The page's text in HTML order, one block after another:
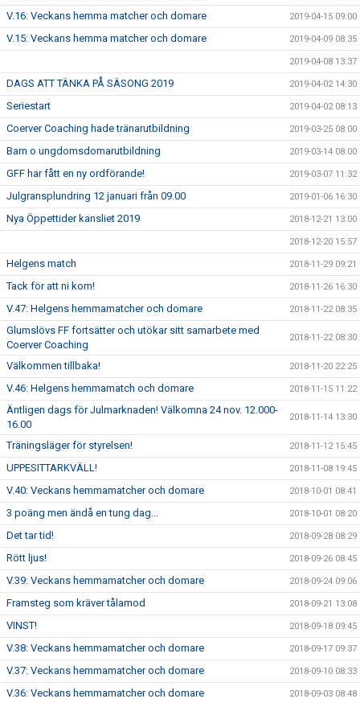
V.16: Veckans hemma matcher och domare 2019-04-15 09:00
V.15: Veckans hemma matcher och domare 2019-04-09 08:35
2019-04-08 13:37
DAGS ATT TÄNKA PÅ SÄSONG 2019 2019-04-02 14:30
Seriestart 2019-04-02 08:13
Coerver Coaching hade tränarutbildning 2019-03-25 08:00
Barn o ungdomsdomarutbildning 2019-03-14 08:00
GFF har fått en ny ordförande! 2019-03-07 11:32
Julgransplundring 12 januari från 09.00 2019-01-06 16:30
Nya Öppettider kansliet 2019 2018-12-21 13:00
2018-12-20 15:57
Helgens match 2018-11-29 09:21
Tack för att ni kom! 2018-11-26 16:30
V.47: Helgens hemmamatcher och domare 2018-11-22 08:35
Glumslövs FF fortsätter och utökar sitt samarbete med
Coerver Coaching
2018-11-22 08:30
Välkommen tillbaka! 2018-11-20 22:25
V.46: Helgens hemmamatch och domare 2018-11-15 11:22
Äntligen dags för Julmarknaden! Välkomna 24 nov. 12.000-
16.00
2018-11-14 13:30
Träningsläger för styrelsen! 2018-11-12 15:45
UPPESITTARKVÄLL! 2018-11-08 19:45
V.40: Veckans hemmamatcher och domare 2018-10-01 08:41
3 poäng men ändå en tung dag... 2018-10-01 08:20
Det tar tid! 2018-09-28 08:29
Rött ljus! 2018-09-26 08:45
V.39: Veckans hemmamatcher och domare 2018-09-24 09:06
Framsteg som kräver tålamod 2018-09-21 13:08
VINST! 2018-09-18 09:45
V.38: Veckans hemmamatcher och domare 2018-09-17 09:37
V.37: Veckans hemmamatcher och domare 2018-09-10 08:33
V.36: Veckans hemmamatcher och domare 2018-09-03 08:48